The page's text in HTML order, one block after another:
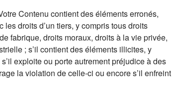
Contenu contient des éléments erronés,
droits d’un tiers, y compris tous droits
fabrique, droits moraux, droits à la vie privée,
; s’il contient des éléments illicites, y
exploite ou porte autrement préjudice à des
la violation de celle-ci ou encore s’il enfreint